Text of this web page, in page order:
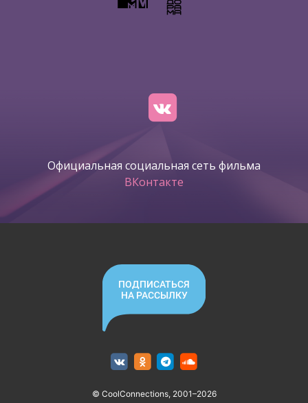
Официальная социальная сеть фильма
ВКонтакте
ПОДПИСАТЬСЯ
НА РАССЫЛКУ
© CoolConnections, 2001–2026